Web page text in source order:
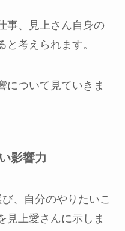
事、見上さん自身の
考えられます。
について見ていきま
影響力
、自分のやりたいこ
見上愛さんに示しま